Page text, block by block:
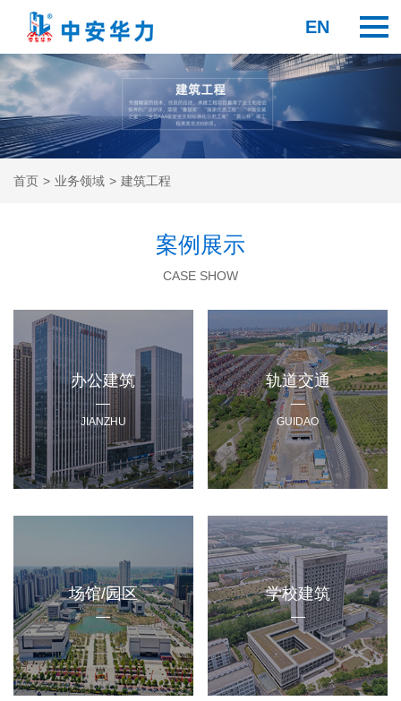
EN
首页 > 业务领域 > 建筑工程
案例展示
CASE SHOW
办公建筑
JIANZHU
轨道交通
GUIDAO
场馆/园区 学校建筑